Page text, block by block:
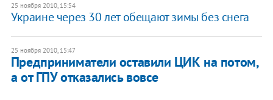
25 ноября 2010, 15:54
Украине через 30 лет обещают зимы без снега
25 ноября 2010, 15:47
Предприниматели оставили ЦИК на потом,
а от ГПУ отказались вовсе